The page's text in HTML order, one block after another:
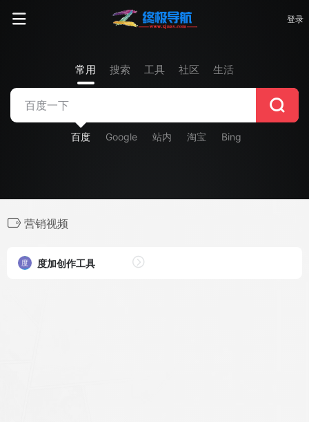
登录
常用 搜索 工具 社区 生活
百度 Google 站内 淘宝 Bing
营销视频
度加创作工具